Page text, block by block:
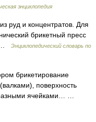
энциклопедия
руд и концентратов. Для
брикетный пресс
…
Энциклопедический словарь по
брикетирование
поверхность
ячейками… …